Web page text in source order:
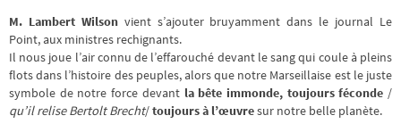
M. Lambert Wilsonvient s’ajouter bruyamment dans le journal Le
Point, aux ministres rechignants.
Il nous joue l’air connu de l’effarouché devant le sang qui coule à pleins
flots dans l’histoire des peuples, alors que notre Marseillaise est le juste
symbole de notre force devant la bête immonde, toujours féconde /
qu’il relise Bertolt Brecht/toujours à l’œuvresur notre belle planète.